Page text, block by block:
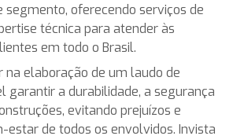
segmento, oferecendo serviços de
técnica para atender às
em todo o Brasil.
na elaboração de um laudo de
garantir a durabilidade, a segurança
evitando prejuízos e
estar de todos os envolvidos. Invista